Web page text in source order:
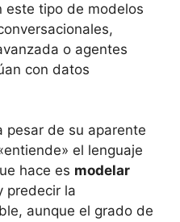
este tipo de modelos
o agentes
con datos
pesar de su aparente
el lenguaje
hace es modelar
predecir la
aunque el grado de